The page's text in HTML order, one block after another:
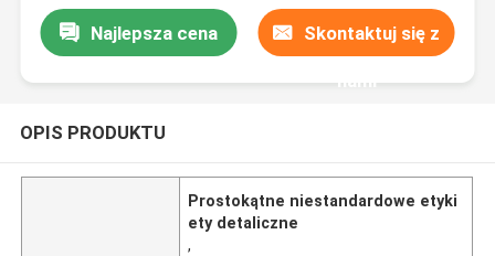
Najlepsza cena Skontaktuj się z
nami
OPIS PRODUKTU
Prostokątne niestandardowe etyki
ety detaliczne
,